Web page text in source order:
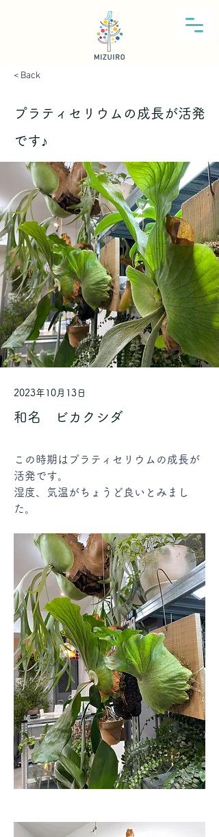
< Back
プラティセリウムの成長が活発
です♪
2023年10月13日
和名 ビカクシダ
この時期はプラティセリウムの成長が
活発です。
湿度、気温がちょうど良いとみまし
た。